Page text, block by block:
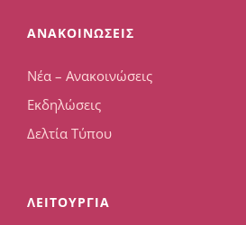
ΑΝΑΚΟΙΝΩΣΕΙΣ
Νέα – Ανακοινώσεις
Εκδηλώσεις
Δελτία Τύπου
ΛΕΙΤΟΥΡΓΙΑ